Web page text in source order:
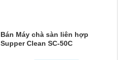
Bán Máy chà sàn liên hợp
Supper Clean SC-50C